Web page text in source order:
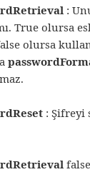
:
True olursa
olursa
: Şifreyi